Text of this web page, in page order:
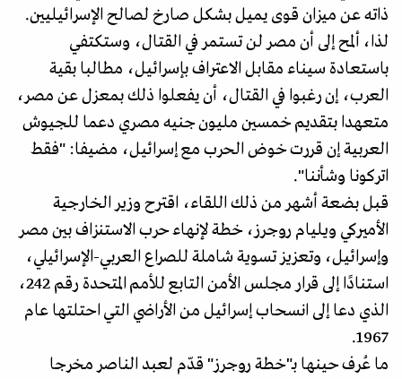
ذاته عن ميزان قوى يميل بشكل صارخ لصالح الإسرائيليين.
لذا، ألمح إلى أن مصر لن تستمر في القتال، وستكتفي
باستعادة سيناء مقابل الاعتراف بإسرائيل، مطالبا بقية
العرب، إن رغبوا في القتال، أن يفعلوا ذلك بمعزل عن مصر،
متعهدا بتقديم خمسين مليون جنيه مصري دعما للجيوش
العربية إن قررت خوض الحرب مع إسرائيل، مضيفا: "فقط
اتركونا وشأننا".
قبل بضعة أشهر من ذلك اللقاء، اقترح وزير الخارجية
الأميركي ويليام روجرز، خطة لإنهاء حرب الاستنزاف بين مصر
وإسرائيل، وتعزيز تسوية شاملة للصراع العربي-الإسرائيلي،
استنادًا إلى قرار مجلس الأمن التابع للأمم المتحدة رقم 242،
الذي دعا إلى انسحاب إسرائيل من الأراضي التي احتلتها عام
1967.
ما عُرف حينها بـ"خطة روجرز" قدّم لعبد الناصر مخرجا